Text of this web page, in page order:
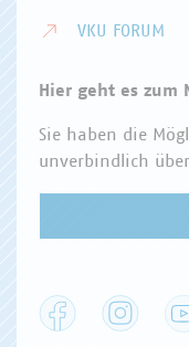
VKU FORUM
Hier geht es zum
Sie haben die
unverbindlich
Facebook